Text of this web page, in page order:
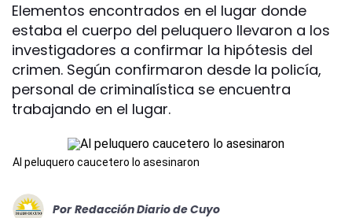
Elementos encontrados en el lugar donde
estaba el cuerpo del peluquero llevaron a los
investigadores a confirmar la hipótesis del
crimen. Según confirmaron desde la policía,
personal de criminalística se encuentra
trabajando en el lugar.
Al peluquero caucetero lo asesinaron
Por Redacción Diario de Cuyo